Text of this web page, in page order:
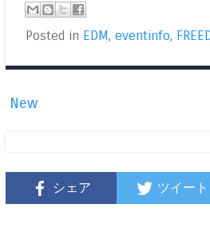
Posted in EDM, eventinfo,
New
シェア ツイート